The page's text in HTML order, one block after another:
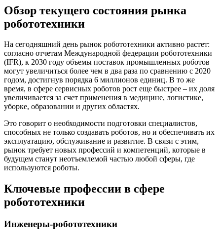
Обзор текущего состояния рынка
робототехники
На сегодняшний день рынок робототехники активно растет:
согласно отчетам Международной федерации робототехники
(IFR), к 2030 году объемы поставок промышленных роботов
могут увеличиться более чем в два раза по сравнению с 2020
годом, достигнув порядка 6 миллионов единиц. В то же
время, в сфере сервисных роботов рост еще быстрее – их доля
увеличивается за счет применения в медицине, логистике,
уборке, образовании и других областях.
Это говорит о необходимости подготовки специалистов,
способных не только создавать роботов, но и обеспечивать их
эксплуатацию, обслуживание и развитие. В связи с этим,
рынок требует новых профессий и компетенций, которые в
будущем станут неотъемлемой частью любой сферы, где
используются роботы.
Ключевые профессии в сфере
робототехники
Инженеры-робототехники